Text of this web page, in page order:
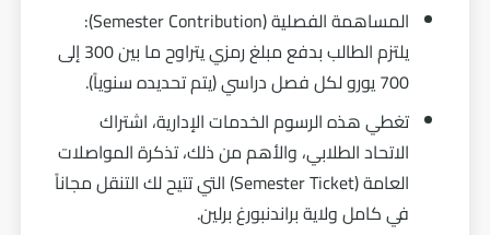
المساهمة الفصلية (Semester Contribution):
يلتزم الطالب بدفع مبلغ رمزي يتراوح ما بين 300 إلى
700 يورو لكل فصل دراسي (يتم تحديده سنوياً).
تغطي هذه الرسوم الخدمات الإدارية، اشتراك
الاتحاد الطلابي، والأهم من ذلك، تذكرة المواصلات
العامة (Semester Ticket) التي تتيح لك التنقل مجاناً
في كامل ولاية براندنبورغ برلين.